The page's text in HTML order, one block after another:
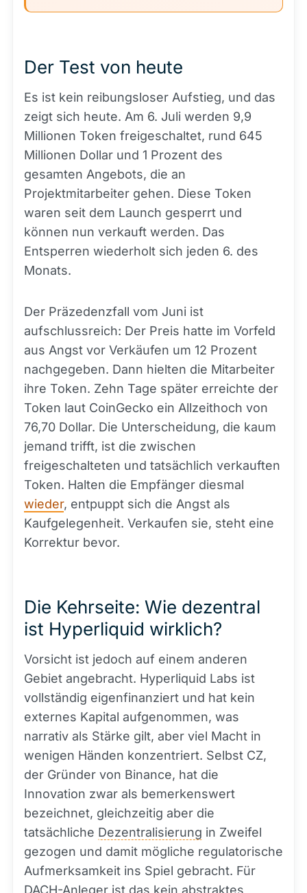
Der Test von heute
Es ist kein reibungsloser Aufstieg, und das
zeigt sich heute. Am 6. Juli werden 9,9
Millionen Token freigeschaltet, rund 645
Millionen Dollar und 1 Prozent des
gesamten Angebots, die an
Projektmitarbeiter gehen. Diese Token
waren seit dem Launch gesperrt und
können nun verkauft werden. Das
Entsperren wiederholt sich jeden 6. des
Monats.
Der Präzedenzfall vom Juni ist
aufschlussreich: Der Preis hatte im Vorfeld
aus Angst vor Verkäufen um 12 Prozent
nachgegeben. Dann hielten die Mitarbeiter
ihre Token. Zehn Tage später erreichte der
Token laut CoinGecko ein Allzeithoch von
76,70 Dollar. Die Unterscheidung, die kaum
jemand trifft, ist die zwischen
freigeschalteten und tatsächlich verkauften
Token. Halten die Empfänger diesmal
wieder, entpuppt sich die Angst als
Kaufgelegenheit. Verkaufen sie, steht eine
Korrektur bevor.
Die Kehrseite: Wie dezentral
ist Hyperliquid wirklich?
Vorsicht ist jedoch auf einem anderen
Gebiet angebracht. Hyperliquid Labs ist
vollständig eigenfinanziert und hat kein
externes Kapital aufgenommen, was
narrativ als Stärke gilt, aber viel Macht in
wenigen Händen konzentriert. Selbst CZ,
der Gründer von Binance, hat die
Innovation zwar als bemerkenswert
bezeichnet, gleichzeitig aber die
tatsächliche Dezentralisierung in Zweifel
gezogen und damit mögliche regulatorische
Aufmerksamkeit ins Spiel gebracht. Für
DACH-Anleger ist das kein abstraktes